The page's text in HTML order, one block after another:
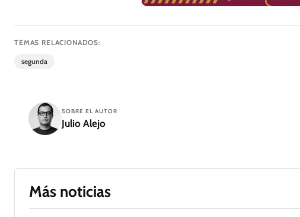
TEMAS RELACIONADOS:
segunda
SOBRE EL AUTOR
Julio Alejo
Más noticias